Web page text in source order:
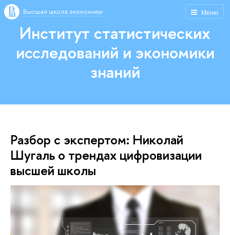
Меню
Высшая школа экономики
Институт статистических
исследований и экономики
знаний
Разбор с экспертом: Николай
Шугаль о трендах цифровизации
высшей школы